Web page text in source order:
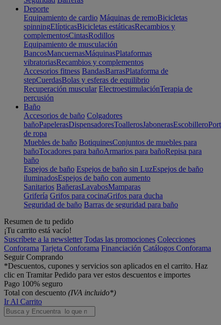
Deporte
Equipamiento de cardio Máquinas de remoBicicletas
spinningElípticasBicicletas estáticasRecambios y
complementosCintasRodillos
Equipamiento de musculación
BancosMancuernasMáquinasPlataformas
vibratoriasRecambios y complementos
Accesorios fitness BandasBarrasPlataforma de
stepCuerdasBolas y esferas de equilibrio
Recuperación muscular ElectroestimulaciónTerapia de
percusión
Baño
Accesorios de baño Colgadores
bañoPapelerasDispensadoresToallerosJabonerasEscobillero
de ropa
Muebles de baño BotiquinesConjuntos de muebles para
bañoTocadores para bañoArmarios para bañoRepisa para
baño
Espejos de baño Espejos de baño sin LuzEspejos de baño
iluminadosEspejos de baño con aumento
Sanitarios BañerasLavabosMamparas
Grifería Grifos para cocinaGrifos para ducha
Seguridad de baño Barras de seguridad para baño
Resumen de tu pedido
¡Tu carrito está vacío!
Suscríbete a la newsletter Todas las promociones Colecciones
Conforama Tarjeta Conforama Financiación Catálogos Conforama
Seguir Comprando
*Descuentos, cupones y servicios son aplicados en el carrito. Haz
clic en Tramitar Pedido para ver estos descuentos e importes
Pago 100% seguro
Total con descuento (IVA incluido*)
Ir Al Carrito